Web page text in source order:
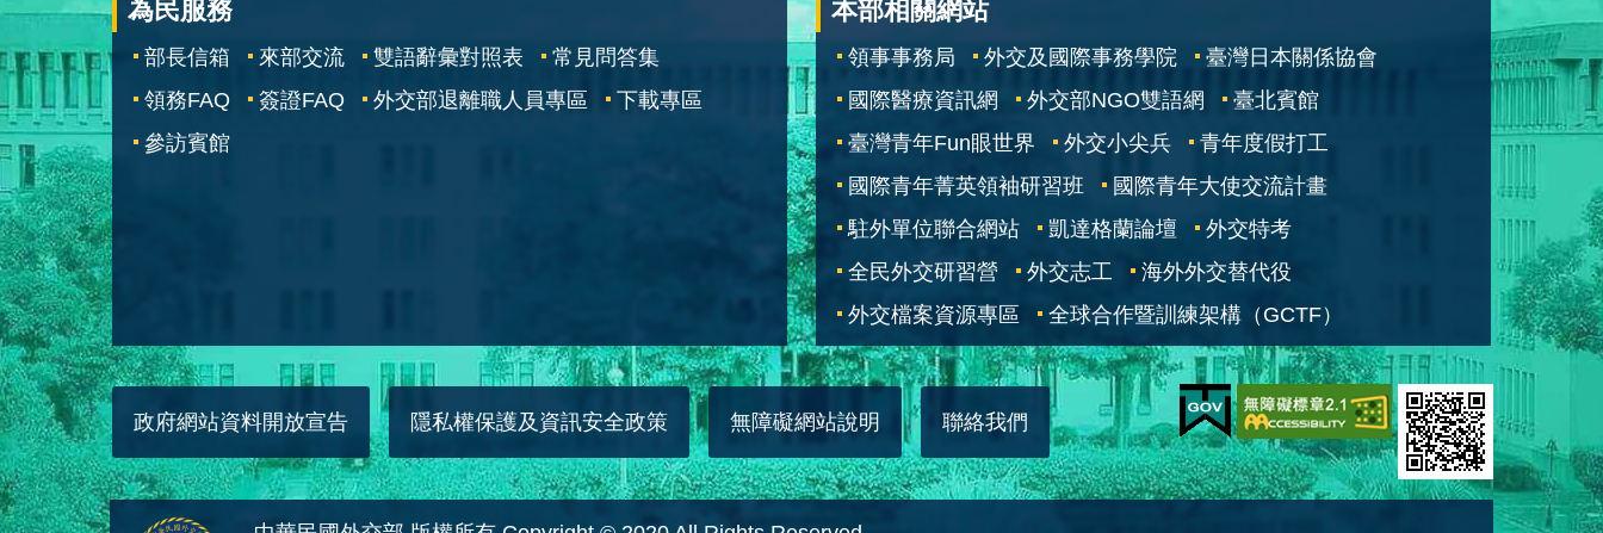
為民服務
部長信箱 來部交流 雙語辭彙對照表
常見問答集
領務FAQ
簽證FAQ 外交部退離職人員專區
下載專區
參訪賓館
本部相關網站
領事事務局 外交及國際事務學院
臺灣日本關係協會
國際醫療資訊網
外交部NGO雙語網
臺北賓館
臺灣青年Fun眼世界
外交小尖兵
青年度假打工
國際青年菁英領袖研習班
國際青年大使交流計畫
駐外單位聯合網站
凱達格蘭論壇
外交特考
全民外交研習營
外交志工
海外外交替代役
外交檔案資源專區
全球合作暨訓練架構（GCTF）
政府網站資料開放宣告 隱私權保護及資訊安全政策 無障礙網站說明 聯絡我們